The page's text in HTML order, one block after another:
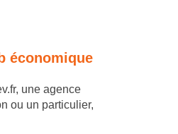
économique
une agence
ou un particulier,